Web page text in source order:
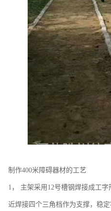
制作400米障碍器材的工艺
1， 主架采用12号槽钢焊接成工
近焊接四个三角档作为支撑，稳